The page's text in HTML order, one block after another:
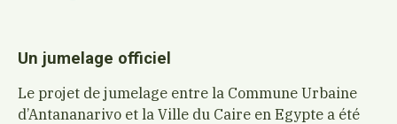
Un jumelage officiel
Le projet de jumelage entre la Commune Urbaine
d’Antananarivo et la Ville du Caire en Egypte a été